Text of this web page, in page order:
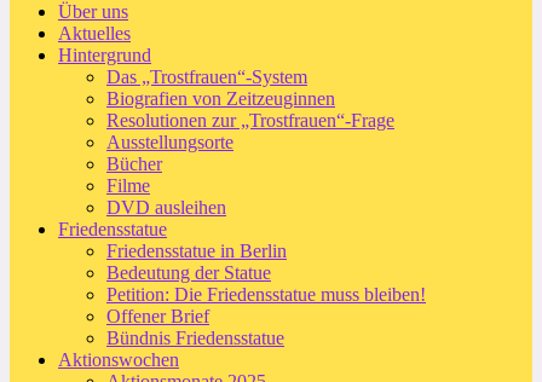
Über uns
Aktuelles
Hintergrund
Das „Trostfrauen“-System
Biografien von Zeitzeuginnen
Resolutionen zur „Trostfrauen“-Frage
Ausstellungsorte
Bücher
Filme
DVD ausleihen
Friedensstatue
Friedensstatue in Berlin
Bedeutung der Statue
Petition: Die Friedensstatue muss bleiben!
Offener Brief
Bündnis Friedensstatue
Aktionswochen